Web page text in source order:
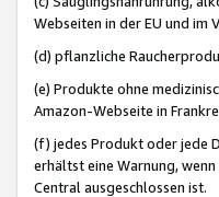
Webseiten in der EU und im
(d) pflanzliche
(e) Produkte ohne
Amazon-Webseite in
(f) jedes Produkt oder jede
erhältst eine Warnung,
Central ausgeschlossen ist.